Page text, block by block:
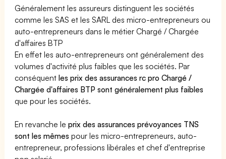
Généralement les assureurs distinguent les sociétés
comme les SAS et les SARL des micro-entrepreneurs ou
auto-entrepreneurs dans le métier Chargé / Chargée
d'affaires BTP
En effet les auto-entrepreneurs ont généralement des
volumes d'activité plus faibles que les sociétés. Par
conséquentles prix des assurances rc pro Chargé /
Chargée d'affaires BTP sont généralement plus faibles
que pour les sociétés.
En revanche leprix des assurances prévoyances TNS
sont les mêmes pour les micro-entrepreneurs, auto-
entrepreneur, professions libérales et chef d'entreprise